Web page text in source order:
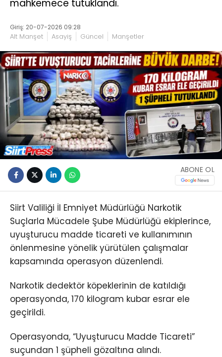
mahkemece tutuklandı.
Giriş: 20-07-2026 09:28
Alt Manşet Asayiş Güncel Manşetler
ABONE OL
Siirt Valiliği İl Emniyet Müdürlüğü Narkotik
Suçlarla Mücadele Şube Müdürlüğü ekiplerince,
uyuşturucu madde ticareti ve kullanımının
önlenmesine yönelik yürütülen çalışmalar
kapsamında operasyon düzenlendi.
Narkotik dedektör köpeklerinin de katıldığı
operasyonda, 170 kilogram kubar esrar ele
geçirildi.
Operasyonda, “Uyuşturucu Madde Ticareti”
suçundan 1 şüpheli gözaltına alındı.